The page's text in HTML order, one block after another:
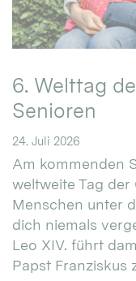
6. Welttag
Senioren
24. Juli 2026
Am kommenden
weltweite Tag
Menschen unter
dich niemals
Leo XIV. führt
Papst Franziskus